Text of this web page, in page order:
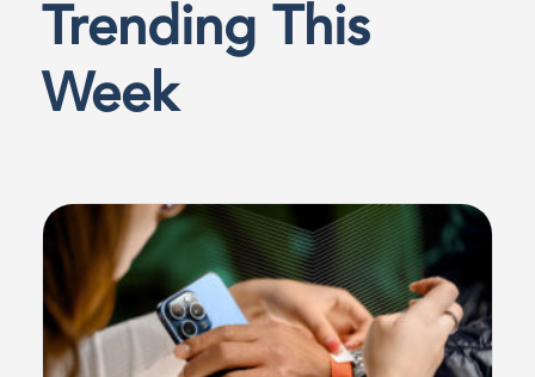
Trending This
Week